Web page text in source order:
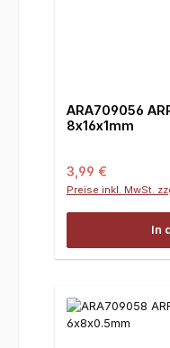
ARA709056
8x16x1mm
Regulärer Preis:
3,99 €
Preise inkl. MwSt.
In